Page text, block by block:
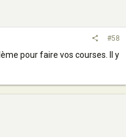
#58
pour faire vos courses. Il y